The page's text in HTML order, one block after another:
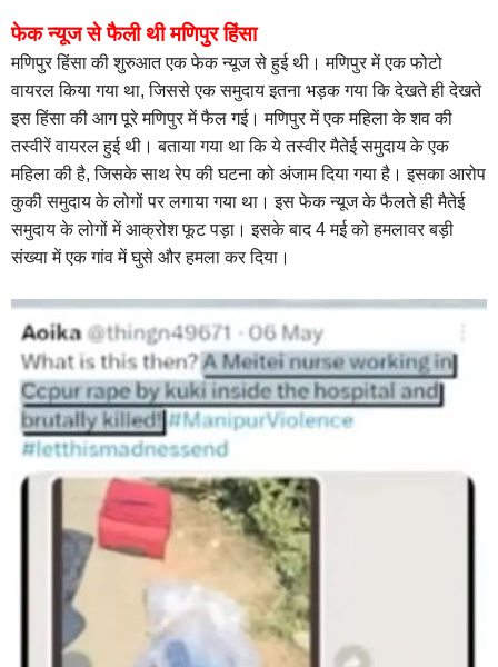
फेक न्यूज से फैली थी मणिपुर हिंसा
मणिपुर हिंसा की शुरुआत एक फेक न्यूज से हुई थी। मणिपुर में एक फोटो
वायरल किया गया था, जिससे एक समुदाय इतना भड़क गया कि देखते ही देखते
इस हिंसा की आग पूरे मणिपुर में फैल गई। मणिपुर में एक महिला के शव की
तस्वीरें वायरल हुई थी। बताया गया था कि ये तस्वीर मैतेई समुदाय के एक
महिला की है, जिसके साथ रेप की घटना को अंजाम दिया गया है। इसका आरोप
कुकी समुदाय के लोगों पर लगाया गया था। इस फेक न्यूज के फैलते ही मैतेई
समुदाय के लोगों में आक्रोश फूट पड़ा। इसके बाद 4 मई को हमलावर बड़ी
संख्या में एक गांव में घुसे और हमला कर दिया।